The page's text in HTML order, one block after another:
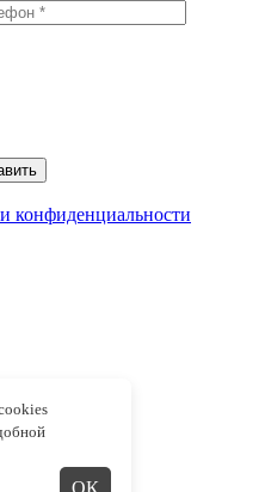
конфиденциальности
ОК